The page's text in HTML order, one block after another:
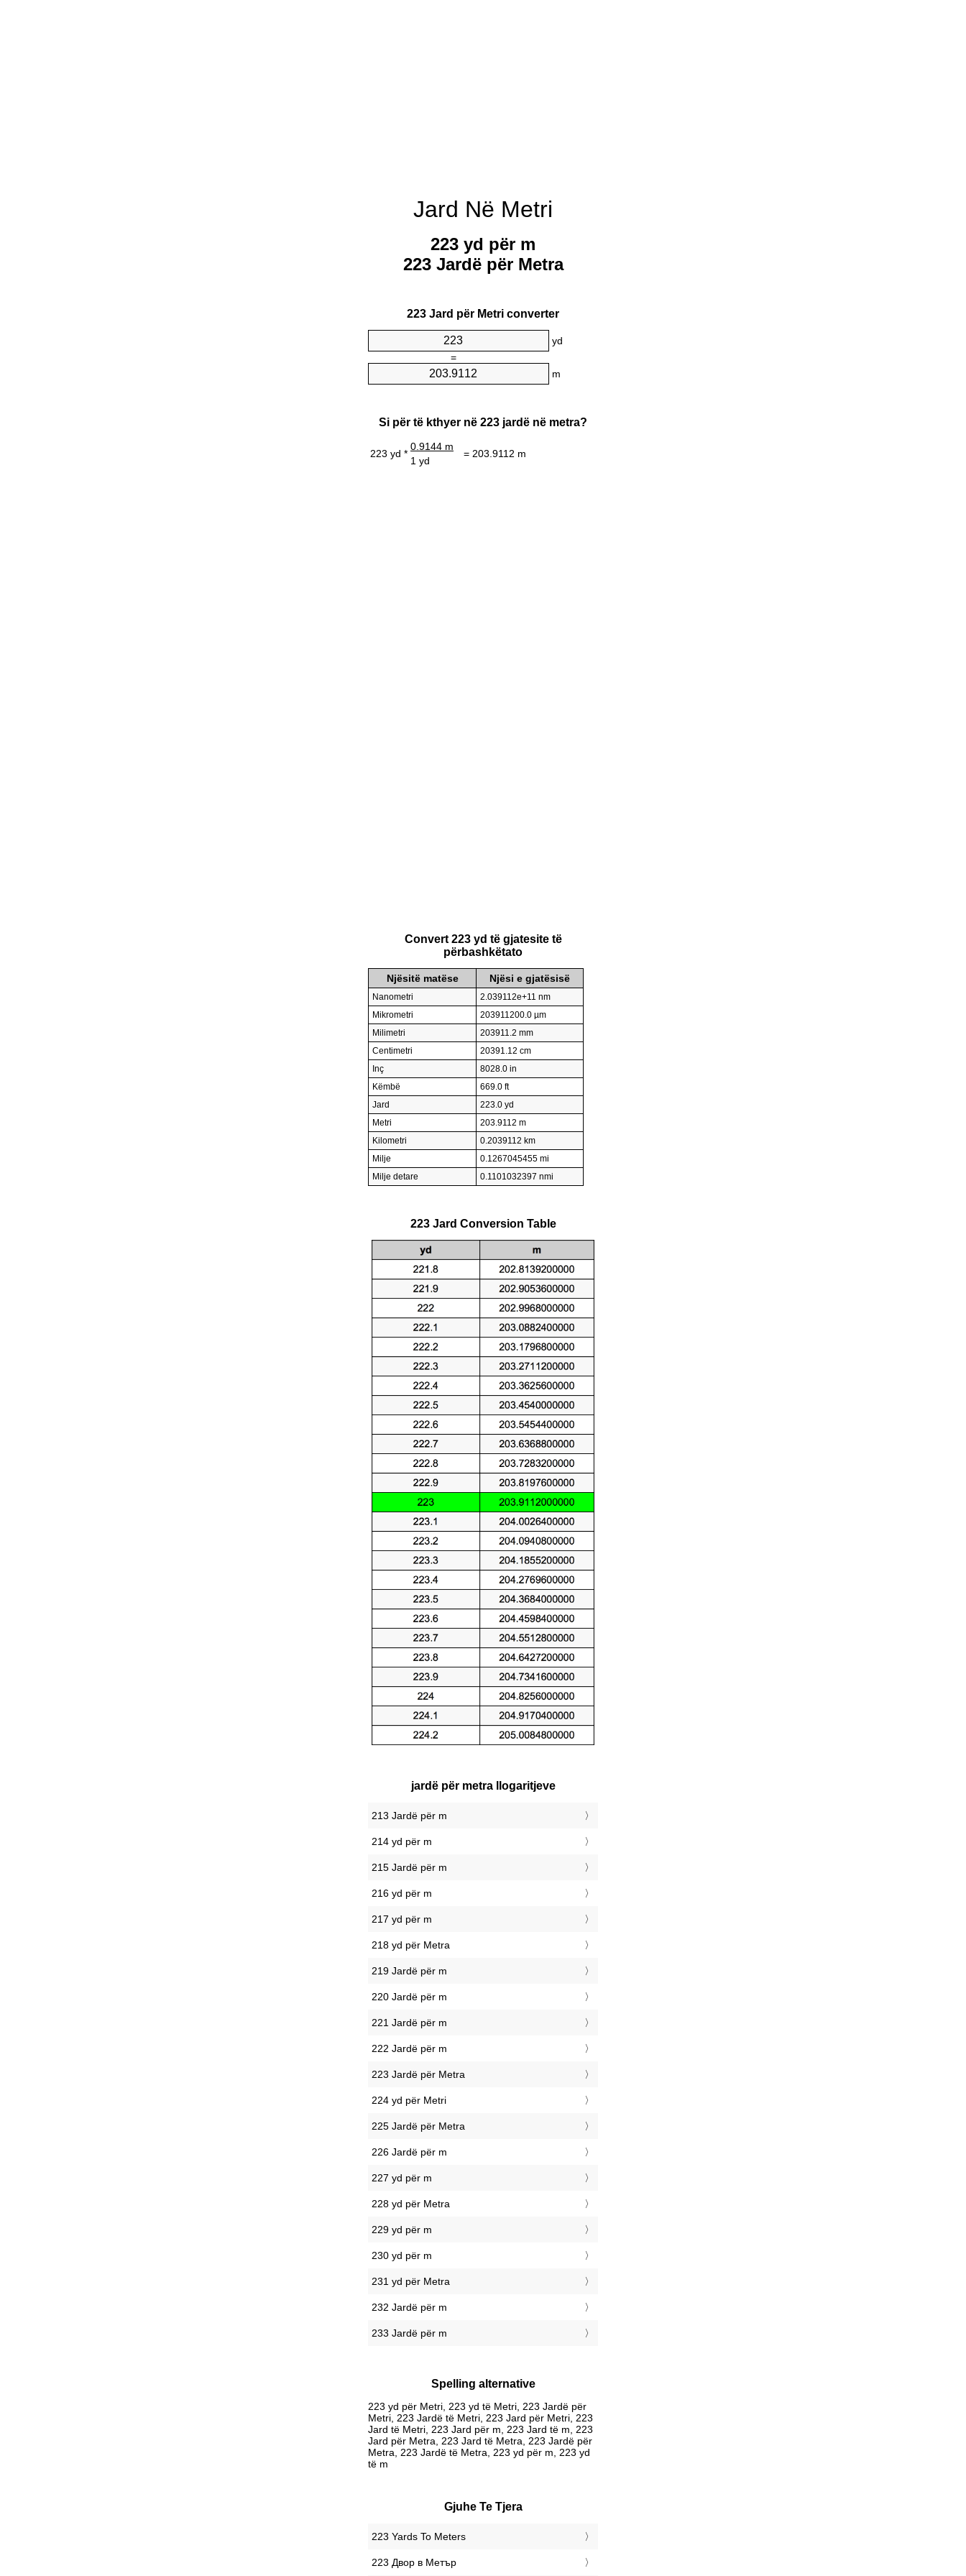
Jard Në Metri
223 yd për m
223 Jardë për Metra
223 Jard për Metri converter
yd
=
m
Si për të kthyer në 223 jardë në metra?
223 yd *
0.9144 m
= 203.9112 m
1 yd
Convert 223 yd të gjatesite të
përbashkëtato
Njësitë matëse Njësi e gjatësisë
Nanometri
2.039112e+11 nm
Mikrometri
203911200.0 µm
Milimetri
203911.2 mm
Centimetri
20391.12 cm
Inç
8028.0 in
Këmbë
669.0 ft
Jard
223.0 yd
Metri
203.9112 m
Kilometri
0.2039112 km
Milje
0.1267045455 mi
Milje detare
0.1101032397 nmi
223 Jard Conversion Table
jardë për metra llogaritjeve
213 Jardë për m
214 yd për m
215 Jardë për m
216 yd për m
217 yd për m
218 yd për Metra
219 Jardë për m
220 Jardë për m
221 Jardë për m
222 Jardë për m
223 Jardë për Metra
224 yd për Metri
225 Jardë për Metra
226 Jardë për m
227 yd për m
228 yd për Metra
229 yd për m
230 yd për m
231 yd për Metra
232 Jardë për m
233 Jardë për m
Spelling alternative
223 yd për Metri, 223 yd të Metri, 223 Jardë për
Metri, 223 Jardë të Metri, 223 Jard për Metri, 223
Jard të Metri, 223 Jard për m, 223 Jard të m, 223
Jard për Metra, 223 Jard të Metra, 223 Jardë për
Metra, 223 Jardë të Metra, 223 yd për m, 223 yd
të m
Gjuhe Te Tjera
‎223 Yards To Meters
‎223 Двор в Метър